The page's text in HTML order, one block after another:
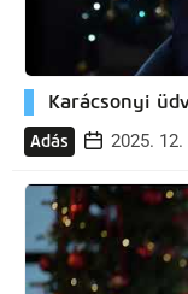
Karácsonyi
Adás 2025.